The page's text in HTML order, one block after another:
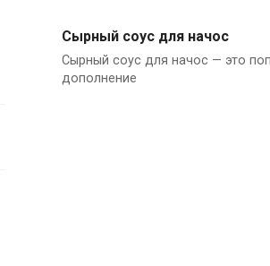
Мексика
Сырный соус для начос
Сырный соус для начос — это
дополнение